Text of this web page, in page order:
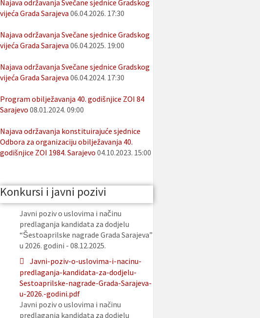
Najava održavanja Svečane sjednice Gradskog
vijeća Grada Sarajeva 06.04.2026. 17:30
Najava održavanja Svečane sjednice Gradskog
vijeća Grada Sarajeva 06.04.2025. 19:00
Najava održavanja Svečane sjednice Gradskog
vijeća Grada Sarajeva 06.04.2024. 17:30
Program obilježavanja 40. godišnjice ZOI 84
Sarajevo 08.01.2024. 09:00
Najava održavanja konstituirajuće sjednice
Odbora za organizaciju obilježavanja 40.
godišnjice ZOI 1984. Sarajevo 04.10.2023. 15:00
Konkursi i javni pozivi
Javni poziv o uslovima i načinu
predlaganja kandidata za dodjelu
“Šestoaprilske nagrade Grada Sarajeva”
u 2026. godini - 08.12.2025.
Javni-poziv-o-uslovima-i-nacinu-
predlaganja-kandidata-za-dodjelu-
Sestoaprilske-nagrade-Grada-Sarajeva-
u-2026.-godini.pdf
Javni poziv o uslovima i načinu
predlaganja kandidata za dodjelu